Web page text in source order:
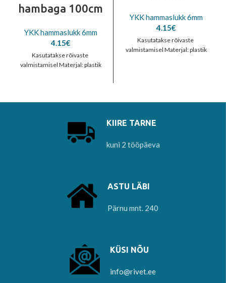
hambaga 100cm
YKK hammaslukk 6mm
4.15€
Kasutatakse rõivaste
valmistamisel Materjal: plastik
YKK hammaslukk 6mm
4.15€
Kasutatakse rõivaste
valmistamisel Materjal: plastik
KIIRE TARNE
kuni 2 tööpäeva
ASTU LÄBI
Pärnu mnt. 240
KÜSI NÕU
info@rivet.ee